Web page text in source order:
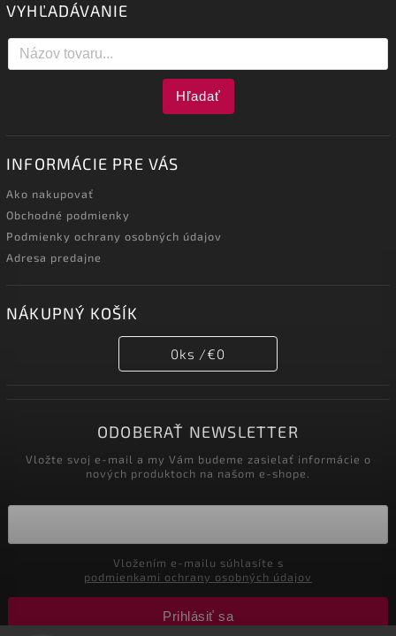
VYHĽADÁVANIE
Hľadať
INFORMÁCIE PRE VÁS
Ako nakupovať
Obchodné podmienky
Podmienky ochrany osobných údajov
Adresa predajne
NÁKUPNÝ KOŠÍK
0ks /€0
ODOBERAŤ NEWSLETTER
Vložte svoj e-mail a my Vám budeme zasielať informácie o
nových produktoch na našom e-shope.
podmienkami ochrany osobných údajov
Prihlásiť sa